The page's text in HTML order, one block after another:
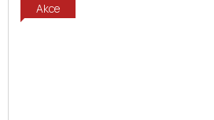
Akce